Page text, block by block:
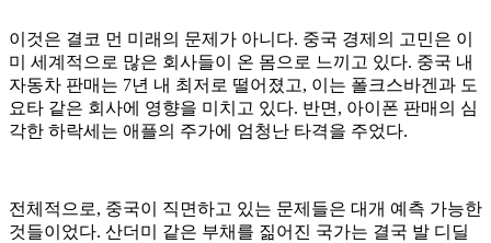
이것은 결코 먼 미래의 문제가 아니다. 중국 경제의 고민은 이
미 세계적으로 많은 회사들이 온 몸으로 느끼고 있다. 중국 내
자동차 판매는 7년 내 최저로 떨어졌고, 이는 폴크스바겐과 도
요타 같은 회사에 영향을 미치고 있다. 반면, 아이폰 판매의 심
각한 하락세는 애플의 주가에 엄청난 타격을 주었다.
전체적으로, 중국이 직면하고 있는 문제들은 대개 예측 가능한
것들이었다. 산더미 같은 부채를 짊어진 국가는 결국 발 디딜